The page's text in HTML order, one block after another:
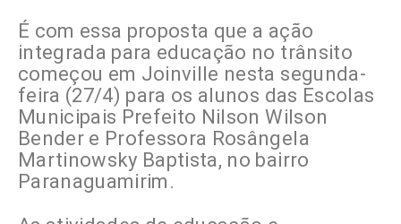
É com essa proposta que a ação
integrada para educação no trânsito
começou em Joinville nesta segunda-
feira (27/4) para os alunos das Escolas
Municipais Prefeito Nilson Wilson
Bender e Professora Rosângela
Martinowsky Baptista, no bairro
Paranaguamirim.